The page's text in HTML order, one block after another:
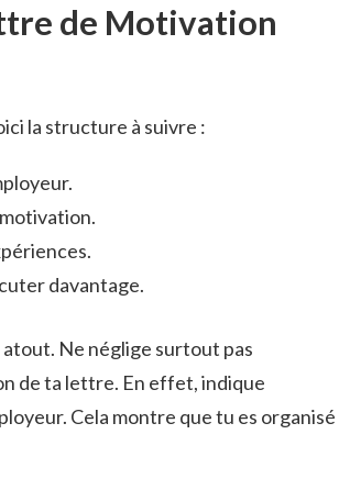
de Motivation
la structure à suivre :
davantage.
Ne néglige surtout pas
de ta lettre. En effet, indique
Cela montre que tu es organisé